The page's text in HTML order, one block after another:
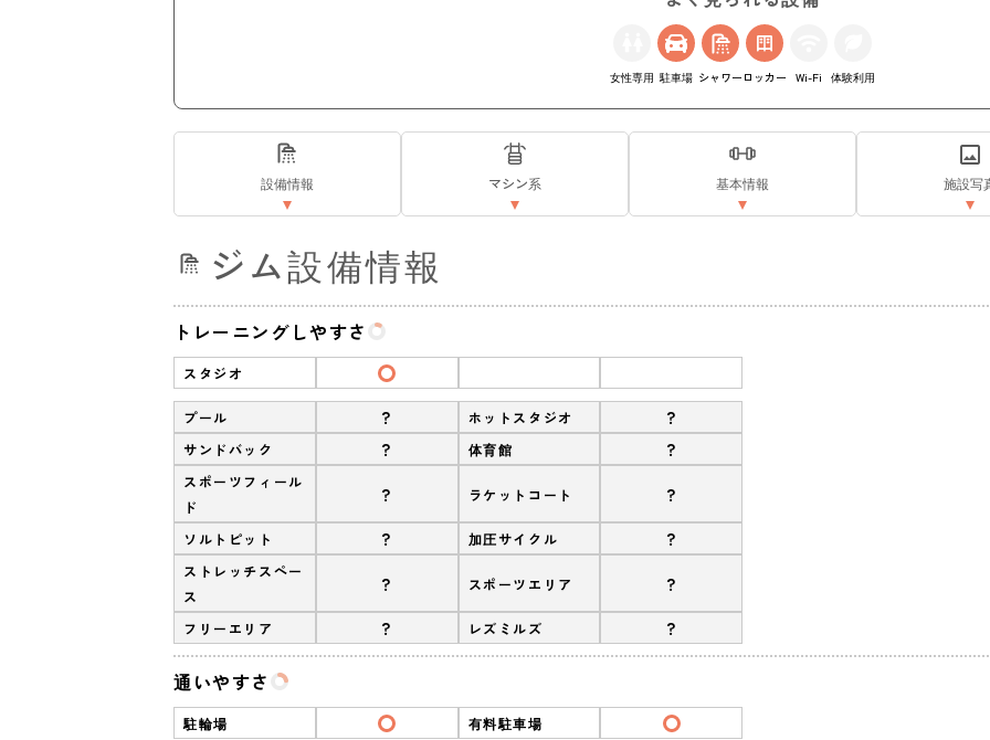
女性専用 駐車場 シャワー ロッカー Wi-Fi 体験利用
設備情報 マシン系 基本情報 施設写
ジム設備情報
トレーニングしやすさ
スタジオ
プール ? ホットスタジオ ?
サンドバック ? 体育館 ?
スポーツフィール
ド
? ラケットコート ?
ソルトピット ? 加圧サイクル ?
ストレッチスペー
ス
? スポーツエリア ?
フリーエリア ? レズミルズ ?
通いやすさ
駐輪場 有料駐車場